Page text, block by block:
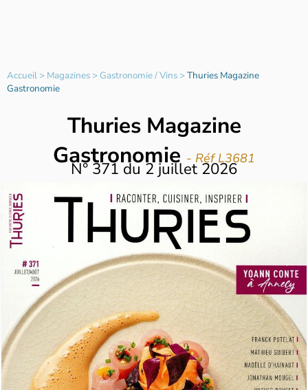
Accueil> Magazines> Gastronomie / Vins>Thuries Magazine
Gastronomie
Thuries Magazine
Gastronomie - Réf L3681
N°371du2 juillet 2026